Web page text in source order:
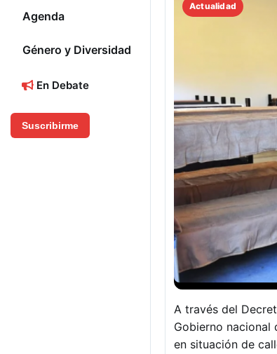
Agenda
Género y Diversidad
En Debate
Suscribirme
Actualidad
A través del
Gobierno nacional
en situación de